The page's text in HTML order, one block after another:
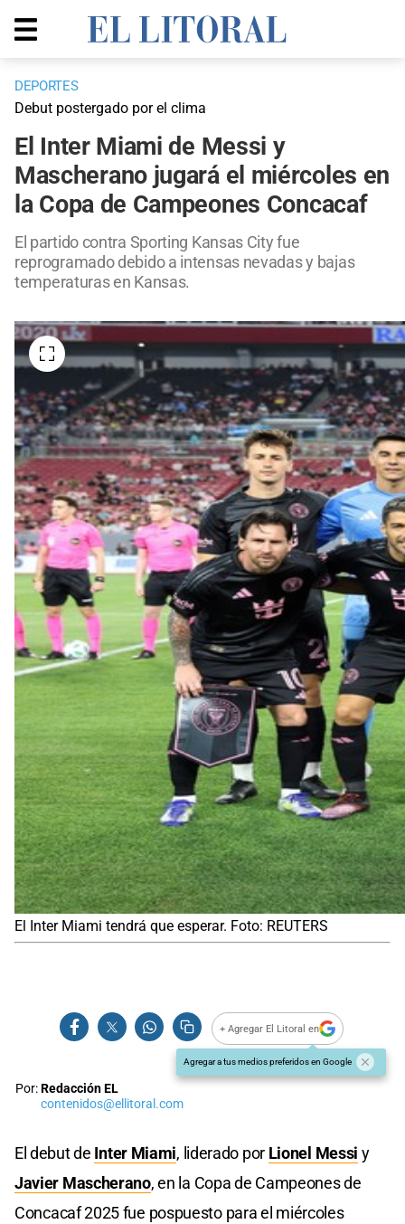
DEPORTES
Debut postergado por el clima
El Inter Miami de Messi y
Mascherano jugará el miércoles en
la Copa de Campeones Concacaf
El partido contra Sporting Kansas City fue
reprogramado debido a intensas nevadas y bajas
temperaturas en Kansas.
El Inter Miami tendrá que esperar. Foto: REUTERS
+ Agregar El Litoral en
Agregar a tus medios preferidos en Google
Por:Redacción EL
contenidos@ellitoral.com
El debut de Inter Miami, liderado por Lionel Messi y
Javier Mascherano, en la Copa de Campeones de
Concacaf 2025 fue pospuesto para el miércoles